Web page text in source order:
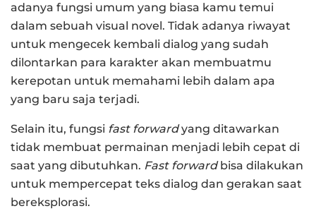
adanya fungsi umum yang biasa kamu temui
dalam sebuah visual novel. Tidak adanya riwayat
untuk mengecek kembali dialog yang sudah
dilontarkan para karakter akan membuatmu
kerepotan untuk memahami lebih dalam apa
yang baru saja terjadi.
Selain itu, fungsi fast forwardyang ditawarkan
tidak membuat permainan menjadi lebih cepat di
saat yang dibutuhkan. Fast forwardbisa dilakukan
untuk mempercepat teks dialog dan gerakan saat
bereksplorasi.